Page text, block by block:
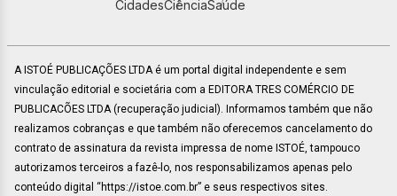
CidadesCiênciaSaúde
A ISTOÉ PUBLICAÇÕES LTDA é um portal digital independente e sem
vinculação editorial e societária com a EDITORA TRES COMÉRCIO DE
PUBLICACÕES LTDA (recuperação judicial). Informamos também que não
realizamos cobranças e que também não oferecemos cancelamento do
contrato de assinatura da revista impressa de nome ISTOÉ, tampouco
autorizamos terceiros a fazê-lo, nos responsabilizamos apenas pelo
conteúdo digital “https://istoe.com.br” e seus respectivos sites.